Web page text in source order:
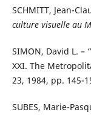
SCHMITT, Jean-
culture visuelle au
SIMON, David L. –
XXI. The
23, 1984, pp. 145-
SUBES, Marie-